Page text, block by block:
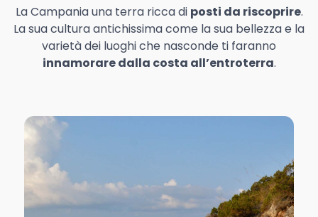
La Campania una terra ricca di posti da riscoprire.
La sua cultura antichissima come la sua bellezza e la
varietà dei luoghi che nasconde ti faranno
innamorare dalla costa all’entroterra.